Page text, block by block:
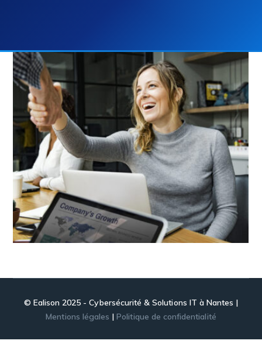
© Ealison 2025 - Cybersécurité & Solutions IT à Nantes |
Mentions légales |Politique de confidentialité